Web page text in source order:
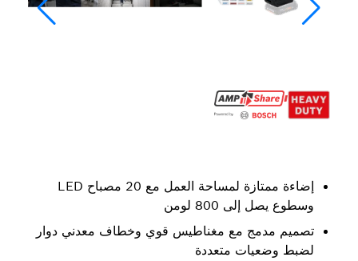
إضاءة ممتازة لمساحة العمل مع 20 مصباح LED
وسطوع يصل إلى 800 لومن
تصميم مدمج مع مغناطيس قوي وخطاف معدني دوار
لضبط وضعيات متعددة